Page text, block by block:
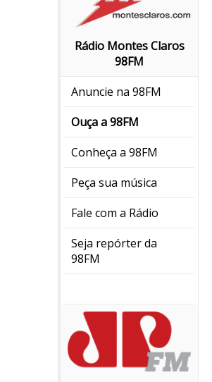
Rádio Montes Claros
98FM
Anuncie na 98FM
Ouça a 98FM
Conheça a 98FM
Peça sua música
Fale com a Rádio
Seja repórter da
98FM